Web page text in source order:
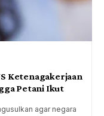
Ketenagakerjaan
Petani Ikut
agar negara